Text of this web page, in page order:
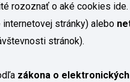
rozoznať o aké cookies
stránky) alebo
stránok).
zákona o